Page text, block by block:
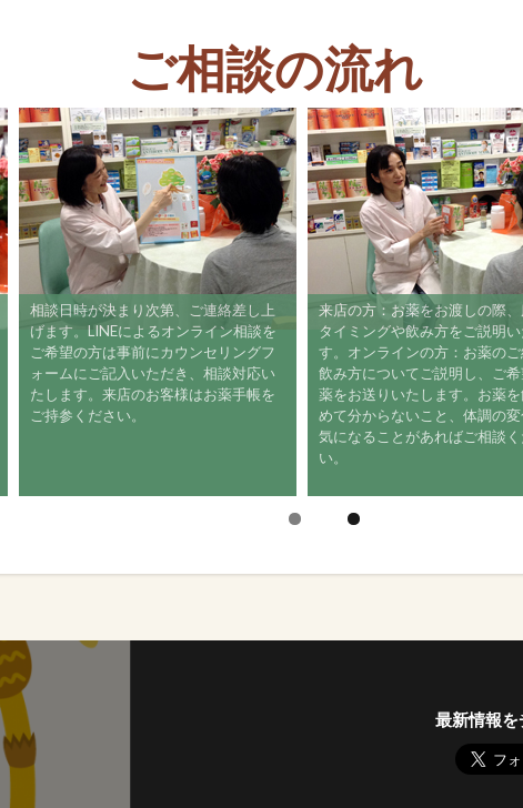
ご相談の流れ
相談日時が決まり次第、ご連絡差し上
げます。LINEによるオンライン相談を
ご希望の方は事前にカウンセリングフ
ォームにご記入いただき、相談対応い
たします。来店のお客様はお薬手帳を
ご持参ください。
来店の方：お薬をお渡しの際
タイミングや飲み方をご説明
す。オンラインの方：お薬の
飲み方についてご説明し、ご
薬をお送りいたします。お薬
めて分からないこと、体調の
気になることがあればご相談
い。
最新情報